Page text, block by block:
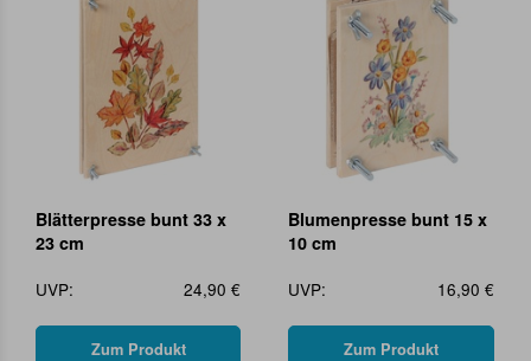
Blätterpresse bunt 33 x
23 cm
UVP:
24,90 €
Zum Produkt
Blumenpresse bunt 15 x
10 cm
UVP:
16,90 €
Zum Produkt